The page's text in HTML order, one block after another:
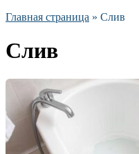
Главная страница » Слив
Слив